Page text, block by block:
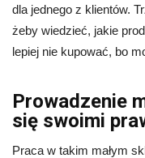
dla jednego z klientów.
żeby wiedzieć, jakie
lepiej nie kupować, bo
Prowadzenie
się swoimi
Praca w takim małym